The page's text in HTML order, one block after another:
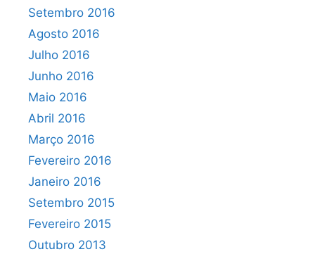
Setembro 2016
Agosto 2016
Julho 2016
Junho 2016
Maio 2016
Abril 2016
Março 2016
Fevereiro 2016
Janeiro 2016
Setembro 2015
Fevereiro 2015
Outubro 2013